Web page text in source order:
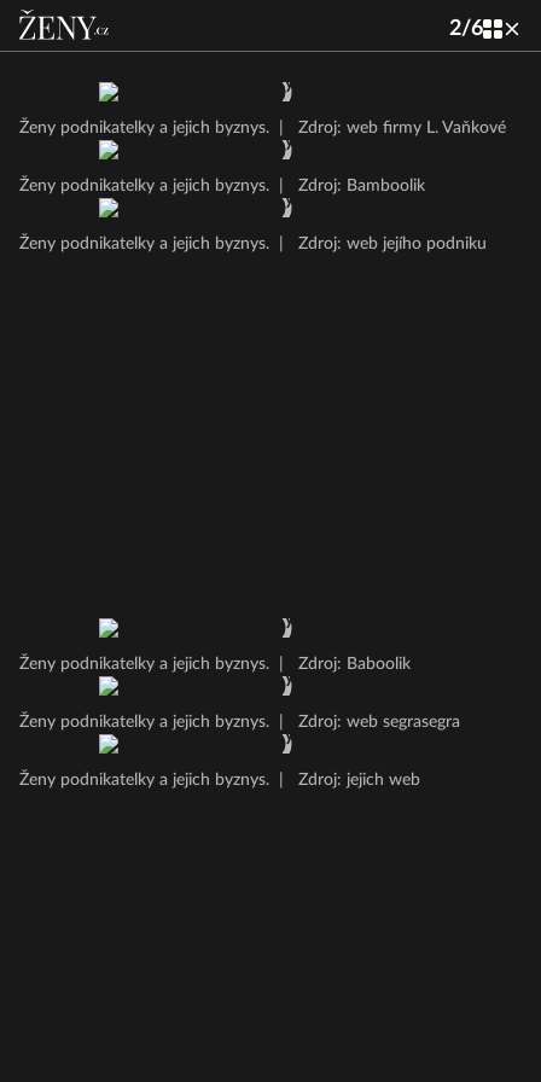
2/6
Ženy podnikatelky a jejich byznys. Zdroj: web firmy L. Vaňkové
Ženy podnikatelky a jejich byznys. Zdroj: Bamboolik
Ženy podnikatelky a jejich byznys. Zdroj: web jejího podniku
Ženy podnikatelky a jejich byznys. Zdroj: Baboolik
Ženy podnikatelky a jejich byznys. Zdroj: web segrasegra
Ženy podnikatelky a jejich byznys. Zdroj: jejich web